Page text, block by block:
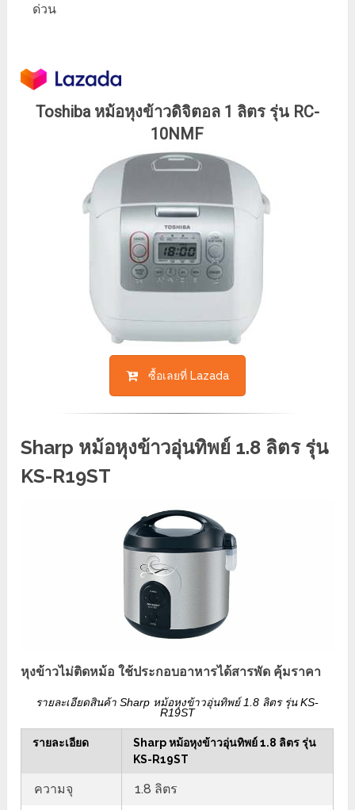
ด่วน
Toshiba หม้อหุงข้าวดิจิตอล 1 ลิตร รุ่น RC-
10NMF
ซื้อเลยที่ Lazada
Sharp หม้อหุงข้าวอุ่นทิพย์ 1.8 ลิตร รุ่น
KS-R19ST
หุงข้าวไม่ติดหม้อ ใช้ประกอบอาหารได้สารพัด คุ้มราคา
รายละเอียดสินค้า Sharp หม้อหุงข้าวอุ่นทิพย์ 1.8 ลิตร รุ่น KS-
R19ST
รายละเอียด
Sharp หม้อหุงข้าวอุ่นทิพย์ 1.8 ลิตร รุ่น
KS-R19ST
ความจุ 1.8 ลิตร